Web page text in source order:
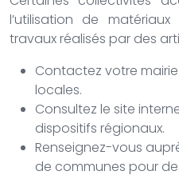
l’utilisation de
travaux réalisés par des
Contactez votre
locales.
Consultez le site
dispositifs régionaux.
Renseignez-vous
de communes pour